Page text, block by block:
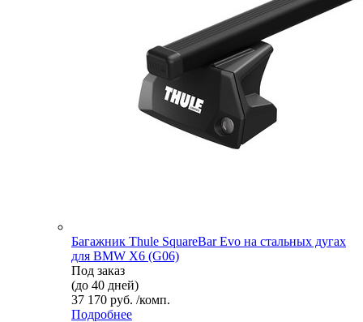
Багажник Thule SquareBar Evo на стальных дугах
для BMW X6 (G06)
Под заказ
(до 40 дней)
37 170 руб. /комп.
Подробнее